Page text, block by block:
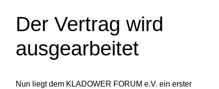
Der Vertrag wird
ausgearbeitet
Nun liegt dem KLADOWER FORUM e.V. ein erster